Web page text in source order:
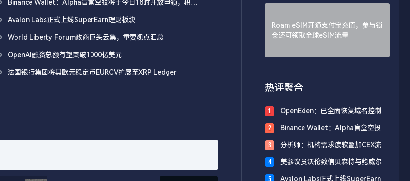
Binance Wallet：Alpha盲盒空投将于今日18时开放申领，积分
Avalon Labs正式上线SuperEarn理财板块
World Liberty Forum政商巨头云集，重要观点汇总
OpenAI融资总额有望突破1000亿美元
法国银行集团将其欧元稳定币EURCV扩展至XRP Ledger
Roam eSIM开通支付宝充值，参与锁
仓还可领取全球eSIM流量
热评聚合
1
OpenEden：已全面恢复域名控制，
2
Binance Wallet：Alpha盲盒空投将
分
3
分析师：机构需求疲软叠加CEX流入
4
美参议员沃伦致信贝森特与鲍威尔，
5 Avalon Labs正式上线SuperEarn理